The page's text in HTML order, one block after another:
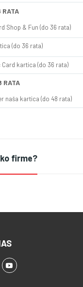
RATA
Shop & Fun (do 36 rata)
(do 36 rata)
Card kartica (do 36 rata)
RATA
naša kartica (do 48 rata)
firme?